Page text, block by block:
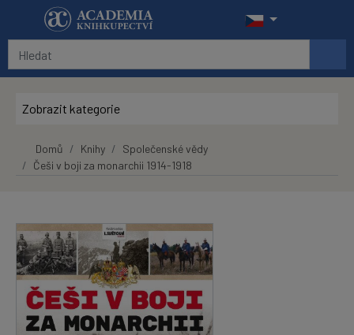
Přeskočit na hlavní obsah
Zobrazit kategorie
Domů Knihy
Společenské vědy
Češi v boji za monarchii 1914-1918